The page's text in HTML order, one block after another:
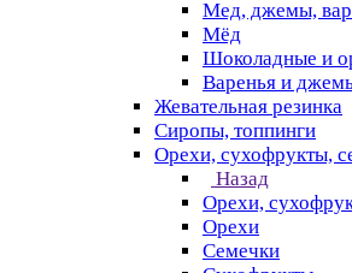
Мед, джемы,
Мёд
Шоколадные и
Варенья и
Жевательная резинка
Сиропы, топпинги
Орехи, сухофрукты,
Назад
Орехи,
Орехи
Семечки